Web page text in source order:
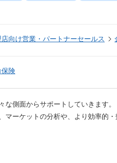
向け営業・パートナーセールス
保険
な側面からサポートしていきます。
マーケットの分析や、より効率的